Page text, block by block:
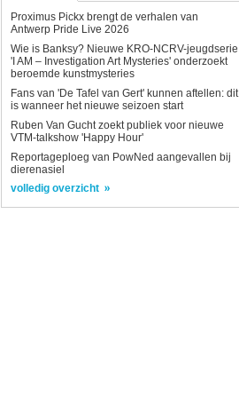
Proximus Pickx brengt de verhalen van
Antwerp Pride Live 2026
Wie is Banksy? Nieuwe KRO-NCRV-jeugdserie
'I AM – Investigation Art Mysteries' onderzoekt
beroemde kunstmysteries
Fans van 'De Tafel van Gert' kunnen aftellen: dit
is wanneer het nieuwe seizoen start
Ruben Van Gucht zoekt publiek voor nieuwe
VTM-talkshow 'Happy Hour'
Reportageploeg van PowNed aangevallen bij
dierenasiel
volledig overzicht